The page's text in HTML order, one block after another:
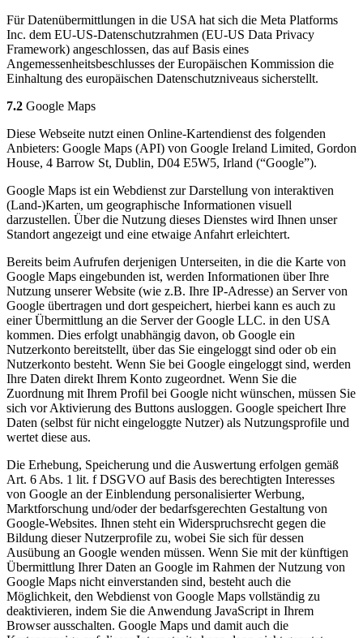
Für Datenübermittlungen in die USA hat sich die Meta Platforms
Inc. dem EU-US-Datenschutzrahmen (EU-US Data Privacy
Framework) angeschlossen, das auf Basis eines
Angemessenheitsbeschlusses der Europäischen Kommission die
Einhaltung des europäischen Datenschutzniveaus sicherstellt.
7.2 Google Maps
Diese Webseite nutzt einen Online-Kartendienst des folgenden
Anbieters: Google Maps (API) von Google Ireland Limited, Gordon
House, 4 Barrow St, Dublin, D04 E5W5, Irland (“Google”).
Google Maps ist ein Webdienst zur Darstellung von interaktiven
(Land-)Karten, um geographische Informationen visuell
darzustellen. Über die Nutzung dieses Dienstes wird Ihnen unser
Standort angezeigt und eine etwaige Anfahrt erleichtert.
Bereits beim Aufrufen derjenigen Unterseiten, in die die Karte von
Google Maps eingebunden ist, werden Informationen über Ihre
Nutzung unserer Website (wie z.B. Ihre IP-Adresse) an Server von
Google übertragen und dort gespeichert, hierbei kann es auch zu
einer Übermittlung an die Server der Google LLC. in den USA
kommen. Dies erfolgt unabhängig davon, ob Google ein
Nutzerkonto bereitstellt, über das Sie eingeloggt sind oder ob ein
Nutzerkonto besteht. Wenn Sie bei Google eingeloggt sind, werden
Ihre Daten direkt Ihrem Konto zugeordnet. Wenn Sie die
Zuordnung mit Ihrem Profil bei Google nicht wünschen, müssen Sie
sich vor Aktivierung des Buttons ausloggen. Google speichert Ihre
Daten (selbst für nicht eingeloggte Nutzer) als Nutzungsprofile und
wertet diese aus.
Die Erhebung, Speicherung und die Auswertung erfolgen gemäß
Art. 6 Abs. 1 lit. f DSGVO auf Basis des berechtigten Interesses
von Google an der Einblendung personalisierter Werbung,
Marktforschung und/oder der bedarfsgerechten Gestaltung von
Google-Websites. Ihnen steht ein Widerspruchsrecht gegen die
Bildung dieser Nutzerprofile zu, wobei Sie sich für dessen
Ausübung an Google wenden müssen. Wenn Sie mit der künftigen
Übermittlung Ihrer Daten an Google im Rahmen der Nutzung von
Google Maps nicht einverstanden sind, besteht auch die
Möglichkeit, den Webdienst von Google Maps vollständig zu
deaktivieren, indem Sie die Anwendung JavaScript in Ihrem
Browser ausschalten. Google Maps und damit auch die